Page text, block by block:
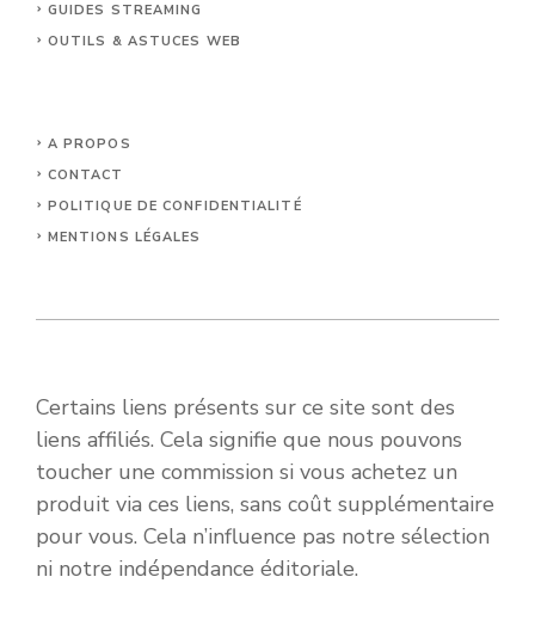
GUIDES STREAMING
OUTILS & ASTUCES WEB
A PROPOS
CONTACT
POLITIQUE DE CONFIDENTIALITÉ
MENTIONS LÉGALES
Certains liens présents sur ce site sont des
liens affiliés. Cela signifie que nous pouvons
toucher une commission si vous achetez un
produit via ces liens, sans coût supplémentaire
pour vous. Cela n’influence pas notre sélection
ni notre indépendance éditoriale.